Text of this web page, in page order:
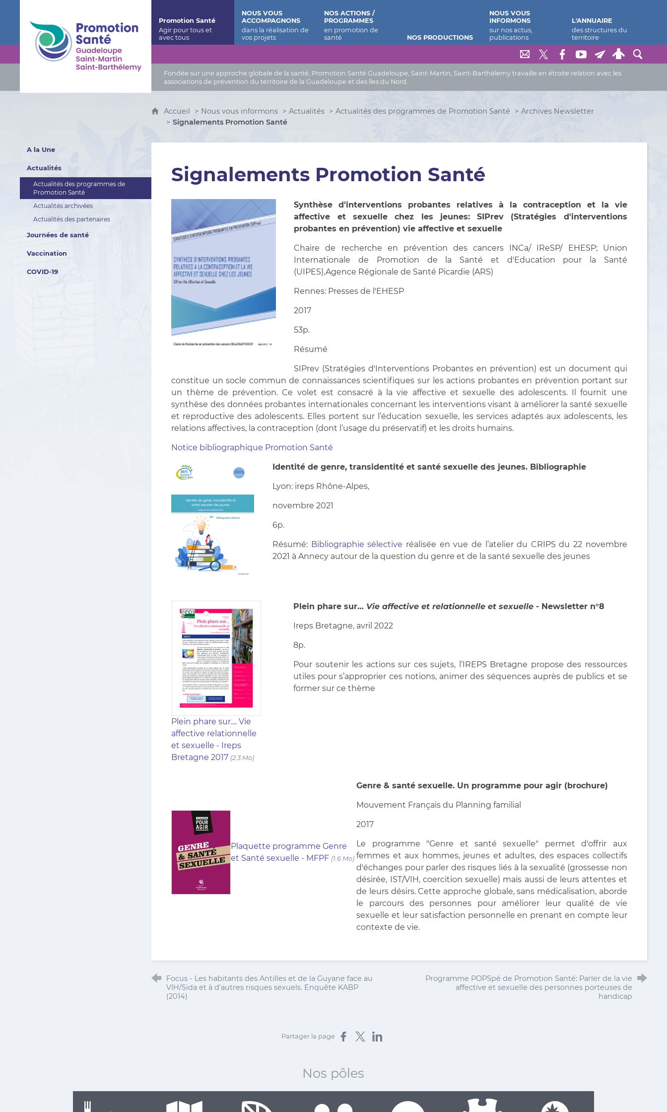
Fondée sur une approche globale de la santé, Promotion Santé Guadeloupe, Saint-Martin, Saint-Barthélemy travaille en étroite relation avec les
associations de prévention du territoire de la Guadeloupe et des îles du Nord.
Promotion Santé
NOUS VOUS
ACCOMPAGNONS
NOS ACTIONS /
PROGRAMMES
NOS PRODUCTIONS
NOUS VOUS
INFORMONS
L'ANNUAIRE
A la Une
Actualités
Actualités des programmes de
Promotion Santé
Actualités archivées
Actualités des partenaires
Journées de santé
Vaccination
COVID-19
Accueil Nous vous informons Actualités Actualités des programmes de Promotion Santé
Archives Newsletter
Signalements Promotion Santé
Signalements Promotion Santé
Synthèse d'interventions probantes relatives à la contraception et la vie
affective et sexuelle chez les jeunes: SIPrev (Stratégies d'interventions
probantes en prévention) vie affective et sexuelle
Chaire de recherche en prévention des cancers INCa/ IReSP/ EHESP; Union
Internationale de Promotion de la Santé et d'Education pour la Santé
(UIPES),Agence Régionale de Santé Picardie (ARS)
Rennes: Presses de l'EHESP
2017
53p.
Résumé
SIPrev (Stratégies d'Interventions Probantes en prévention) est un document qui
constitue un socle commun de connaissances scientifiques sur les actions probantes en prévention portant sur
un thème de prévention. Ce volet est consacré à la vie affective et sexuelle des adolescents. Il fournit une
synthèse des données probantes internationales concernant les interventions visant à améliorer la santé sexuelle
et reproductive des adolescents. Elles portent sur l’éducation sexuelle, les services adaptés aux adolescents, les
relations affectives, la contraception (dont l’usage du préservatif) et les droits humains.
Notice bibliographique Promotion Santé
Identité de genre, transidentité et santé sexuelle des jeunes. Bibliographie
Lyon: ireps Rhône-Alpes,
novembre 2021
6p.
Résumé: Bibliographie sélective réalisée en vue de l’atelier du CRIPS du 22 novembre
2021 à Annecy autour de la question du genre et de la santé sexuelle des jeunes
Plein phare sur.... Vie
affective relationnelle
et sexuelle - Ireps
Bretagne 2017 (2.3 Mo)
Plein phare sur… Vie affective et relationnelle et sexuelle - Newsletter n°8
Ireps Bretagne, avril 2022
8p.
Pour soutenir les actions sur ces sujets, l’IREPS Bretagne propose des ressources
utiles pour s’approprier ces notions, animer des séquences auprès de publics et se
former sur ce thème
Plaquette programme Genre
et Santé sexuelle - MFPF (1.6 Mo)
Genre & santé sexuelle. Un programme pour agir (brochure)
Mouvement Français du Planning familial
2017
Le programme "Genre et santé sexuelle" permet d'offrir aux
femmes et aux hommes, jeunes et adultes, des espaces collectifs
d'échanges pour parler des risques liés à la sexualité (grossesse non
désirée, IST/VIH, coercition sexuelle) mais aussi de leurs attentes et
de leurs désirs. Cette approche globale, sans médicalisation, aborde
le parcours des personnes pour améliorer leur qualité de vie
sexuelle et leur satisfaction personnelle en prenant en compte leur
contexte de vie.
Focus - Les habitants des Antilles et de la Guyane face au
VIH/Sida et à d'autres risques sexuels. Enquête KABP
(2014)
Programme POPSpé de Promotion Santé: Parler de la vie
affective et sexuelle des personnes porteuses de
handicap
Partager la page Partager sur Facebook
Partager sur X
Partager sur LinkedIn
Nos pôles